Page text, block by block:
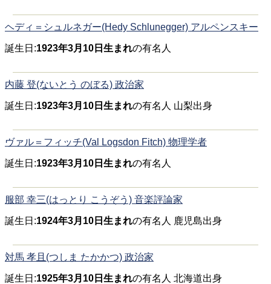
ヘディ＝シュルネガー(Hedy Schlunegger) アルペンスキー
誕生日:1923年3月10日生まれの有名人
内藤 登(ないとう のぼる) 政治家
誕生日:1923年3月10日生まれの有名人 山梨出身
ヴァル＝フィッチ(Val Logsdon Fitch) 物理学者
誕生日:1923年3月10日生まれの有名人
服部 幸三(はっとり こうぞう) 音楽評論家
誕生日:1924年3月10日生まれの有名人 鹿児島出身
対馬 孝且(つしま たかかつ) 政治家
誕生日:1925年3月10日生まれの有名人 北海道出身